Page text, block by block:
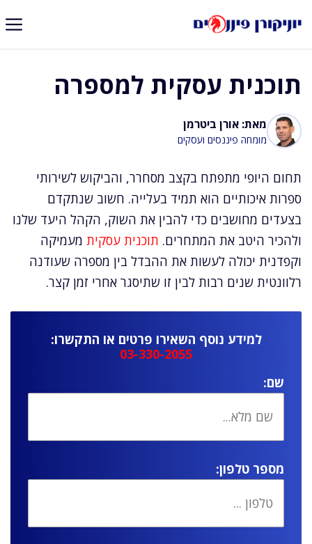
לתוכן
תוכנית עסקית למספרה
מאת: אורן ביטרמן
מומחה פיננסים ועסקים
תחום היופי מתפתח בקצב מסחרר, והביקוש לשירותי
ספרות איכותיים הוא תמיד בעלייה. חשוב שנתקדם
בצעדים מחושבים כדי להבין את השוק, הקהל היעד שלנו
ולהכיר היטב את המתחרים. תוכנית עסקית מעמיקה
וקפדנית יכולה לעשות את ההבדל בין מספרה שעודנה
רלוונטית שנים רבות לבין זו שתיסגר אחרי זמן קצר.
למידע נוסף השאירו פרטים או התקשרו:
03-330-2055
שם:
מספר טלפון: